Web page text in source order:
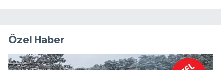
Özel Haber